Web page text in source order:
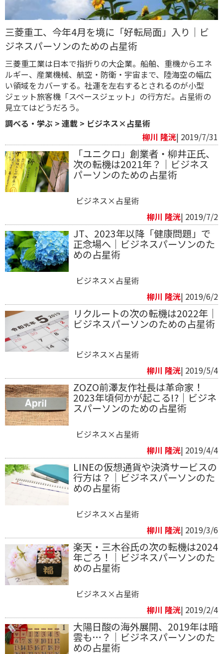
三菱重工、今年4月を境に「好転局面」入り｜ビ
ジネスパーソンのための占星術
三菱重工業は日本で指折りの大企業。船舶、重機からエネ
ルギー、産業機械、航空・防衛・宇宙まで、陸海空の幅広
い領域をカバーする。社運を左右するとされるのが小型
ジェット旅客機「スペースジェット」の行方だ。占星術の
見立てはどうだろう。
調べる・学ぶ > 連載 > ビジネス×占星術
柳川 隆洸| 2019/7/31
「ユニクロ」創業者・柳井正氏、
次の転機は2021年？｜ビジネス
パーソンのための占星術
ビジネス×占星術
柳川 隆洸| 2019/7/2
JT、2023年以降「健康問題」で
正念場へ｜ビジネスパーソンのた
めの占星術
ビジネス×占星術
柳川 隆洸| 2019/6/2
リクルートの次の転機は2022年｜
ビジネスパーソンのための占星術
ビジネス×占星術
柳川 隆洸| 2019/5/4
ZOZO前澤友作社長は革命家！
2023年頃何かが起こる!?｜ビジネ
スパーソンのための占星術
ビジネス×占星術
柳川 隆洸| 2019/4/4
LINEの仮想通貨や決済サービスの
行方は？｜ビジネスパーソンのた
めの占星術
ビジネス×占星術
柳川 隆洸| 2019/3/6
楽天・三木谷氏の次の転機は2024
年ごろ！｜ビジネスパーソンのた
めの占星術
ビジネス×占星術
柳川 隆洸| 2019/2/4
大陽日酸の海外展開、2019年は暗
雲も…？｜ビジネスパーソンのた
めの占星術